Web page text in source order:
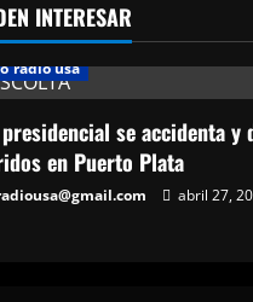
INTERESAR
radio usa
se accidenta y
en Puerto Plata
abril 27,